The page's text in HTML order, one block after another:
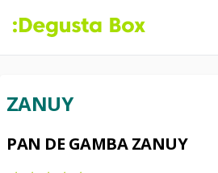
ZANUY
PAN DE GAMBA ZANUY